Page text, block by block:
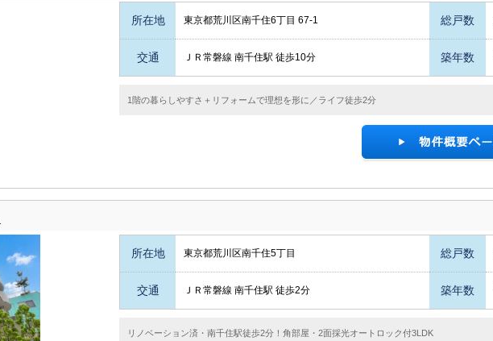
所在地 東京都荒川区南千住6丁目 67-1 総戸数
交通 ＪＲ常磐線 南千住駅 徒歩10分 築年数
1階の暮らしやすさ＋リフォームで理想を形に／ライフ徒歩2分
所在地 東京都荒川区南千住5丁目 総戸数
交通 ＪＲ常磐線 南千住駅 徒歩2分 築年数
リノベーション済・南千住駅徒歩2分！角部屋・2面採光オートロック付3LDK